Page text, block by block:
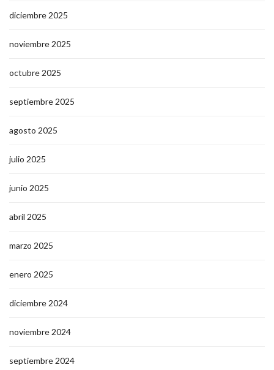
diciembre 2025
noviembre 2025
octubre 2025
septiembre 2025
agosto 2025
julio 2025
junio 2025
abril 2025
marzo 2025
enero 2025
diciembre 2024
noviembre 2024
septiembre 2024